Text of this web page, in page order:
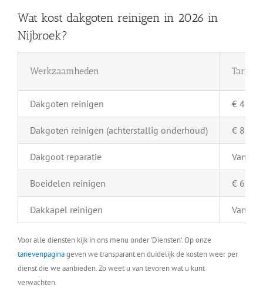
Wat kost dakgoten reinigen in 2026 in
Nijbroek?
Werkzaamheden Tarief
Dakgoten reinigen € 4,-
Dakgoten reinigen (achterstallig onderhoud) € 8,-
Dakgoot reparatie Vanaf
Boeidelen reinigen € 6,-
Dakkapel reinigen Vanaf
Voor alle diensten kijk in ons menu onder 'Diensten'. Op onze
tarievenpaginageven we transparant en duidelijk de kosten weer per
dienst die we aanbieden. Zo weet u van tevoren wat u kunt
verwachten.